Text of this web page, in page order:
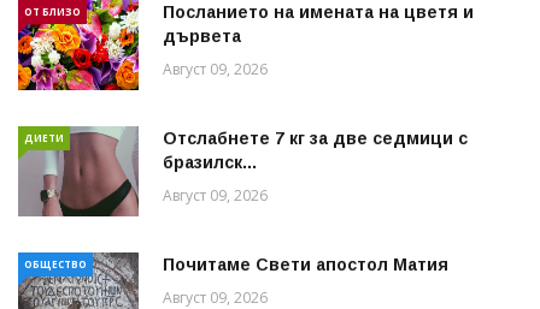
ОТ БЛИЗО
Посланието на имената на цветя и
дървета
Август 09, 2026
ДИЕТИ
Отслабнете 7 кг за две седмици с
бразилск...
Август 09, 2026
ОБЩЕСТВО Почитаме Свети апостол Матия
Август 09, 2026